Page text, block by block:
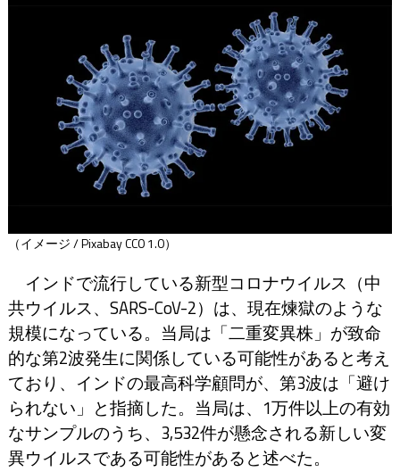
（イメージ / Pixabay CC0 1.0）
インドで流行している新型コロナウイルス（中
共ウイルス、SARS-CoV-2）は、現在煉獄のような
規模になっている。当局は「二重変異株」が致命
的な第2波発生に関係している可能性があると考え
ており、インドの最高科学顧問が、第3波は「避け
られない」と指摘した。当局は、1万件以上の有効
なサンプルのうち、3,532件が懸念される新しい変
異ウイルスである可能性があると述べた。